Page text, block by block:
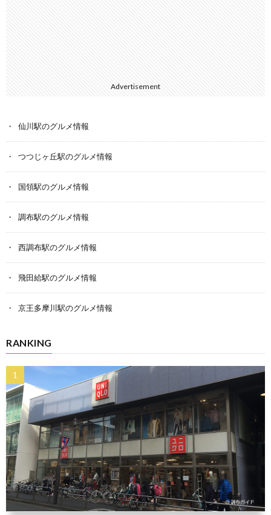
Advertisement
仙川駅のグルメ情報
つつじヶ丘駅のグルメ情報
国領駅のグルメ情報
調布駅のグルメ情報
西調布駅のグルメ情報
飛田給駅のグルメ情報
京王多摩川駅のグルメ情報
RANKING